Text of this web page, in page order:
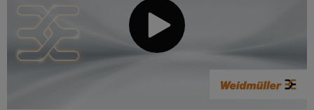
방
법
솔
리
솔
치
릴
지
니
어
링
동
화
솔